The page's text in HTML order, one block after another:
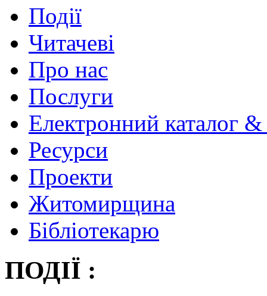
Події
Читачеві
Про нас
Послуги
Електронний каталог
Ресурси
Проекти
Житомирщина
Бібліотекарю
ПОДІЇ :